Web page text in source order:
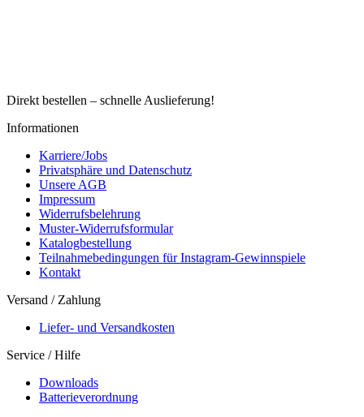
Direkt bestellen – schnelle Auslieferung!
Informationen
Karriere/Jobs
Privatsphäre und Datenschutz
Unsere AGB
Impressum
Widerrufsbelehrung
Muster-Widerrufsformular
Katalogbestellung
Teilnahmebedingungen für Instagram-Gewinnspiele
Kontakt
Versand / Zahlung
Liefer- und Versandkosten
Service / Hilfe
Downloads
Batterieverordnung